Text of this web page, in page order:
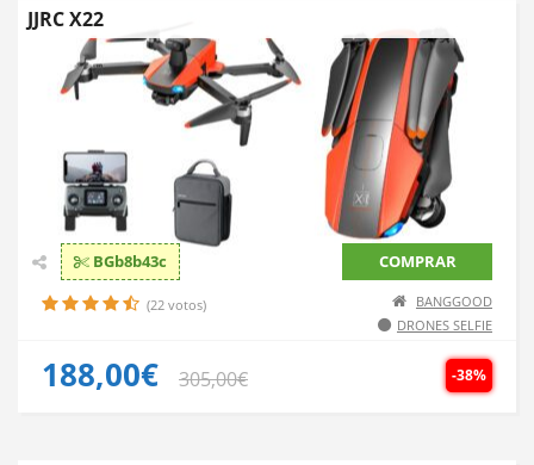
JJRC X22
BGb8b43c COMPRAR
(22 votos)
BANGGOOD
DRONES SELFIE
-38%
188,00€ 305,00€